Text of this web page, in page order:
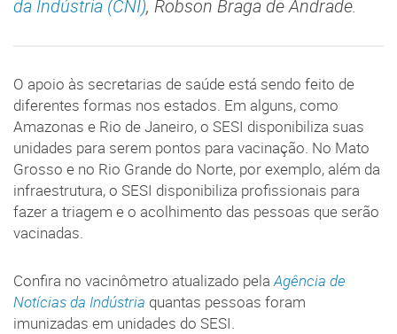
da Indústria (CNI), Robson Braga de Andrade.
O apoio às secretarias de saúde está sendo feito de
diferentes formas nos estados. Em alguns, como
Amazonas e Rio de Janeiro, o SESI disponibiliza suas
unidades para serem pontos para vacinação. No Mato
Grosso e no Rio Grande do Norte, por exemplo, além da
infraestrutura, o SESI disponibiliza profissionais para
fazer a triagem e o acolhimento das pessoas que serão
vacinadas.
Confira no vacinômetro atualizado pelaAgência de
Notícias da Indústria quantas pessoas foram
imunizadas em unidades do SESI.